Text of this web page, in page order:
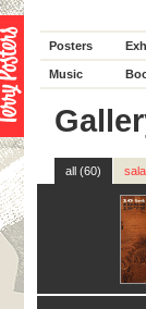
Posters
Music
all (60)